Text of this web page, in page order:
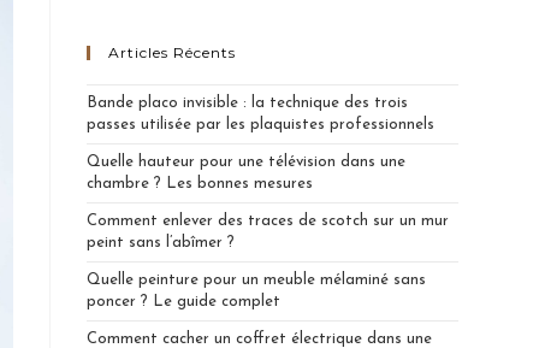
Articles Récents
Bande placo invisible : la technique des trois
passes utilisée par les plaquistes professionnels
Quelle hauteur pour une télévision dans une
chambre ? Les bonnes mesures
Comment enlever des traces de scotch sur un mur
peint sans l’abîmer ?
Quelle peinture pour un meuble mélaminé sans
poncer ? Le guide complet
Comment cacher un coffret électrique dans une